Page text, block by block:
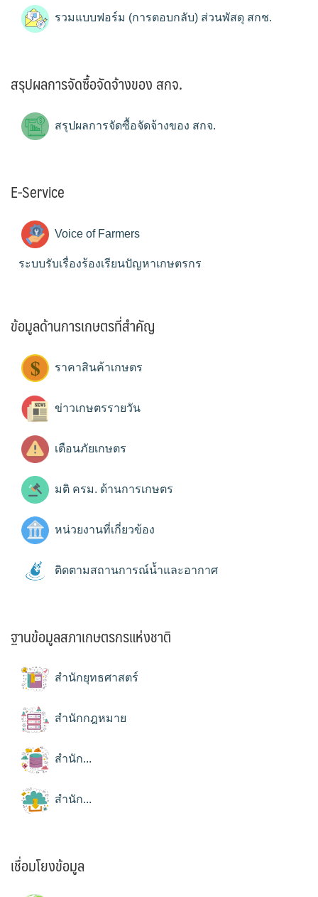
รวมแบบฟอร์ม (การตอบกลับ) ส่วนพัสดุ สกช.
สรุปผลการจัดซื้อจัดจ้างของ สกจ.
สรุปผลการจัดซื้อจัดจ้างของ สกจ.
E-Service
Voice of Farmers
ระบบรับเรื่องร้องเรียนปัญหาเกษตรกร
ข้อมูลด้านการเกษตรที่สำคัญ
ราคาสินค้าเกษตร
ข่าวเกษตรรายวัน
เตือนภัยเกษตร
มติ ครม. ด้านการเกษตร
หน่วยงานที่เกี่ยวข้อง
ติดตามสถานการณ์น้ำและอากาศ
ฐานข้อมูลสภาเกษตรกรแห่งชาติ
สำนักยุทธศาสตร์
สำนักกฎหมาย
สำนัก...
สำนัก...
เชื่อมโยงข้อมูล